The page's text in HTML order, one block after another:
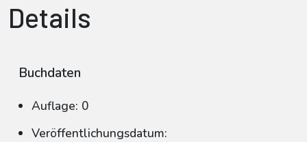
Details
Buchdaten
Auflage: 0
Veröffentlichungsdatum: